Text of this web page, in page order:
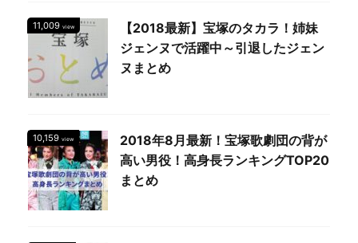
うやったら良いかが解決
するので、今後の集客に
大きく役立てられます。
よろしくお願いします。
ブログを書く事が重要か
というか、 ...
11,009 view
【2018最新】宝塚のタカラ！姉妹
ジェンヌで活躍中～引退したジェン
ヌまとめ
10,159 view
2018年8月最新！宝塚歌劇団の背が
高い男役！高身長ランキングTOP20
まとめ